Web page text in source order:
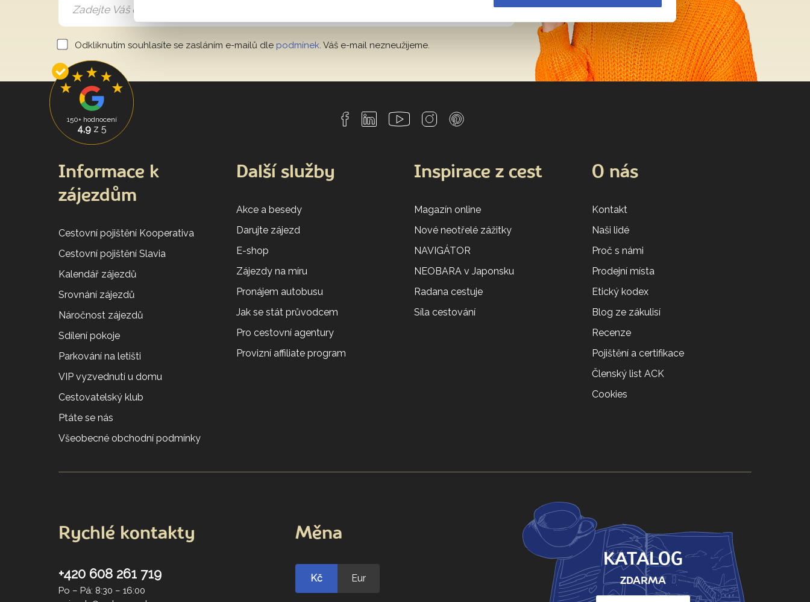
Odkliknutím souhlasíte se zasláním e-mailů dle podmínek. Váš e-mail nezneužijeme.
150+ hodnocení
4,9z 5
Informace k
zájezdům
Cestovní pojištění Kooperativa
Cestovní pojištění Slavia
Kalendář zájezdů
Srovnání zájezdů
Náročnost zájezdů
Sdílení pokoje
Parkování na letišti
VIP vyzvednutí u domu
Cestovatelský klub
Ptáte se nás
Všeobecné obchodní podmínky
Další služby
Akce a besedy
Darujte zájezd
E-shop
Zájezdy na míru
Pronájem autobusu
Jak se stát průvodcem
Pro cestovní agentury
Provizní affiliate program
Inspirace z cest
Magazín online
Nové neotřelé zážitky
NAVIGÁTOR
NEOBARA v Japonsku
Radana cestuje
Síla cestování
O nás
Kontakt
Naši lidé
Proč s námi
Prodejní místa
Etický kodex
Blog ze zákulisí
Recenze
Pojištění a certifikace
Členský list ACK
Cookies
Rychlé kontakty
+420 608 261 719
Po – Pá: 8:30 – 16:00
Měna
Kč Eur
KATALOG
ZDARMA